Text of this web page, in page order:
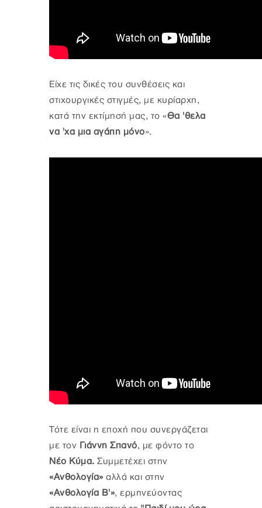
Είχε τις δικές του συνθέσεις και
στιχουργικές στιγμές, με κυρίαρχη,
κατά την εκτίμησή μας, το «Θα 'θελα
να 'χα μια αγάπη μόνο».
Τότε είναι η εποχή που συνεργάζεται
με τον Γιάννη Σπανό, με φόντο το
Νέο Κύμα. Συμμετέχει στην
«Ανθολογία» αλλά και στην
«Ανθολογία Β'», ερμηνεύοντας